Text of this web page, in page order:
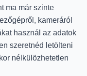
ma már szinte
kameráról
használ az adatok
szeretnéd letölteni
nélkülözhetetlen